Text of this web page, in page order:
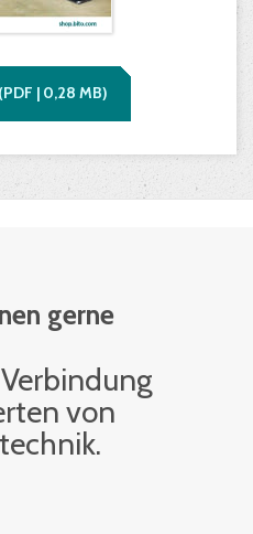
(PDF | 0,28 MB)
gerne
von